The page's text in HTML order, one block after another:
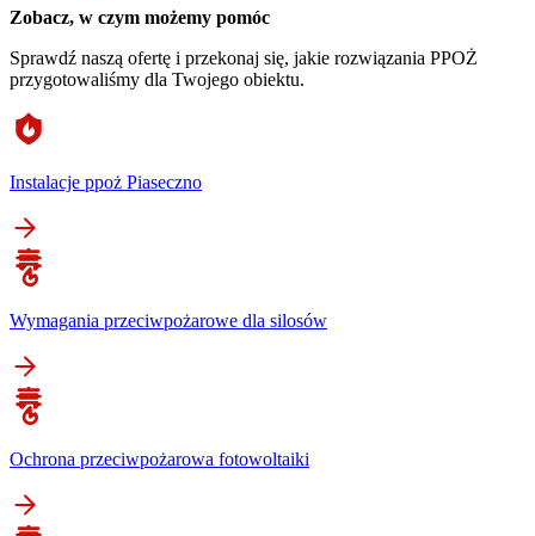
Zobacz, w czym możemy pomóc
Sprawdź naszą ofertę i przekonaj się, jakie rozwiązania PPOŻ
przygotowaliśmy dla Twojego obiektu.
Instalacje ppoż Piaseczno
Wymagania przeciwpożarowe dla silosów
Ochrona przeciwpożarowa fotowoltaiki